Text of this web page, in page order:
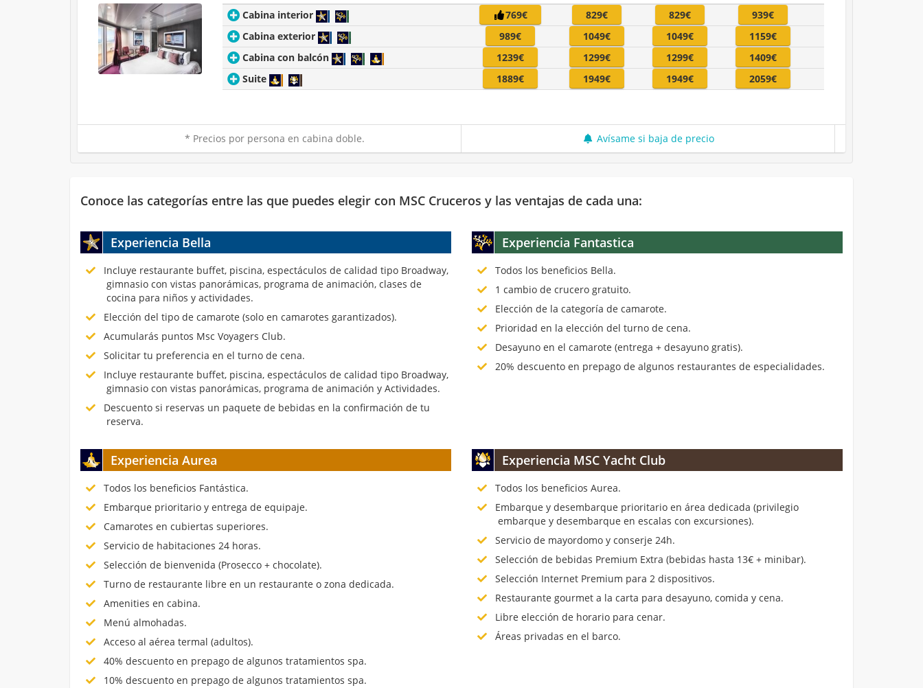
Cabina interior
769€ 829€ 829€
939€
Cabina exterior
989€ 1049€ 1049€
1159€
Cabina con balcón
1239€ 1299€ 1299€
1409€
Suite
1889€ 1949€ 1949€ 2059€
* Precios por persona en cabina doble. Avísame si baja de precio
Conoce las categorías entre las que puedes elegir con MSC Cruceros y las ventajas de cada una:
Experiencia Bella
Incluye restaurante buffet, piscina, espectáculos de calidad tipo Broadway,
gimnasio con vistas panorámicas, programa de animación, clases de
cocina para niños y actividades.
Elección del tipo de camarote (solo en camarotes garantizados).
Acumularás puntos Msc Voyagers Club.
Solicitar tu preferencia en el turno de cena.
Incluye restaurante buffet, piscina, espectáculos de calidad tipo Broadway,
gimnasio con vistas panorámicas, programa de animación y Actividades.
Descuento si reservas un paquete de bebidas en la confirmación de tu
reserva.
Experiencia Fantastica
Todos los beneficios Bella.
1 cambio de crucero gratuito.
Elección de la categoría de camarote.
Prioridad en la elección del turno de cena.
Desayuno en el camarote (entrega + desayuno gratis).
20% descuento en prepago de algunos restaurantes de especialidades.
Experiencia Aurea
Todos los beneficios Fantástica.
Embarque prioritario y entrega de equipaje.
Camarotes en cubiertas superiores.
Servicio de habitaciones 24 horas.
Selección de bienvenida (Prosecco + chocolate).
Turno de restaurante libre en un restaurante o zona dedicada.
Amenities en cabina.
Menú almohadas.
Acceso al aérea termal (adultos).
40% descuento en prepago de algunos tratamientos spa.
10% descuento en prepago de algunos tratamientos spa.
Experiencia MSC Yacht Club
Todos los beneficios Aurea.
Embarque y desembarque prioritario en área dedicada (privilegio
embarque y desembarque en escalas con excursiones).
Servicio de mayordomo y conserje 24h.
Selección de bebidas Premium Extra (bebidas hasta 13€ + minibar).
Selección Internet Premium para 2 dispositivos.
Restaurante gourmet a la carta para desayuno, comida y cena.
Libre elección de horario para cenar.
Áreas privadas en el barco.